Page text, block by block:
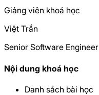
Giảng viên khoá học
Việt Trần
Senior Software Engineer
Nội dung khoá học
Danh sách bài học